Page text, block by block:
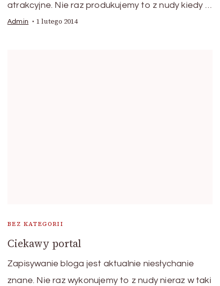
atrakcyjne. Nie raz produkujemy to z nudy kiedy …
Admin 1 lutego 2014
BEZ KATEGORII
Ciekawy portal
Zapisywanie bloga jest aktualnie niesłychanie
znane. Nie raz wykonujemy to z nudy nieraz w taki